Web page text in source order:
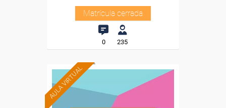
Matrícula cerrada
0 235
AULA VIRTUAL